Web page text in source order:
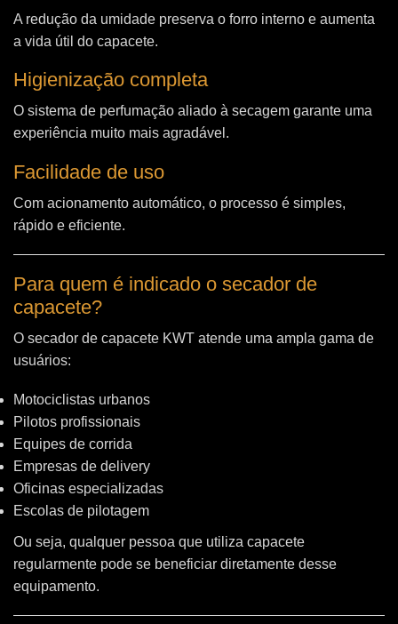
A redução da umidade preserva o forro interno e aumenta
a vida útil do capacete.
Higienização completa
O sistema de perfumação aliado à secagem garante uma
experiência muito mais agradável.
Facilidade de uso
Com acionamento automático, o processo é simples,
rápido e eficiente.
Para quem é indicado o secador de
capacete?
O secador de capacete KWT atende uma ampla gama de
usuários:
Motociclistas urbanos
Pilotos profissionais
Equipes de corrida
Empresas de delivery
Oficinas especializadas
Escolas de pilotagem
Ou seja, qualquer pessoa que utiliza capacete
regularmente pode se beneficiar diretamente desse
equipamento.